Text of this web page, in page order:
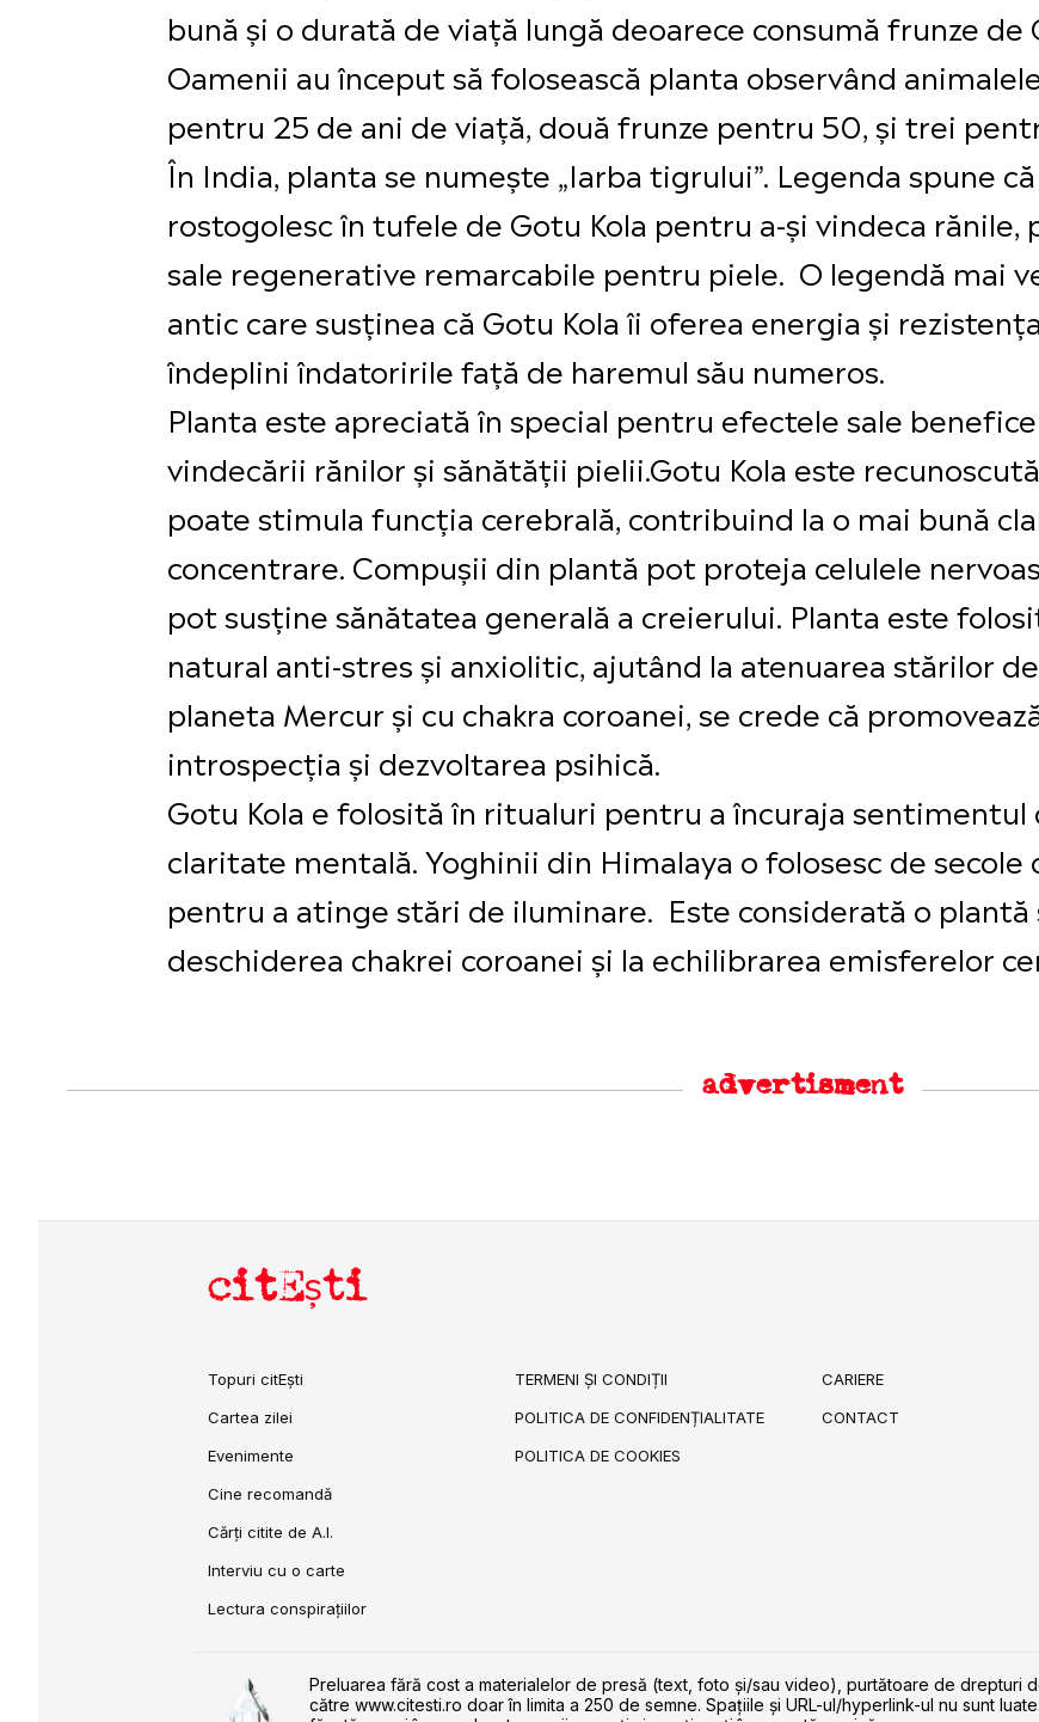
bună și o durată de viață lungă deoarece consumă frunze de
Oamenii au început să folosească planta observând
pentru 25 de ani de viață, două frunze pentru 50, și trei
În India, planta se numește „Iarba tigrului”. Legenda spune
rostogolesc în tufele de Gotu Kola pentru a-și vindeca
sale regenerative remarcabile pentru piele. O legendă mai
antic care susținea că Gotu Kola îi oferea energia și
îndeplini îndatoririle față de haremul său numeros.
Planta este apreciată în special pentru efectele sale
vindecării rănilor și sănătății pielii.Gotu Kola este
poate stimula funcția cerebrală, contribuind la o mai bună
concentrare. Compușii din plantă pot proteja celulele
pot susține sănătatea generală a creierului. Planta este
natural anti-stres și anxiolitic, ajutând la atenuarea stărilor
planeta Mercur și cu chakra coroanei, se crede că
introspecția și dezvoltarea psihică.
Gotu Kola e folosită în ritualuri pentru a încuraja
claritate mentală. Yoghinii din Himalaya o folosesc de
pentru a atinge stări de iluminare. Este considerată o plantă
deschiderea chakrei coroanei și la echilibrarea emisferelor
advertisment
citEști
Topuri citEști
Cartea zilei
Evenimente
Cine recomandă
Cărți citite de A.I.
Interviu cu o carte
Lectura conspirațiilor
TERMENI ȘI CONDIȚII
POLITICA DE CONFIDENȚIALITATE
POLITICA DE COOKIES
CARIERE
CONTACT
Preluarea fără cost a materialelor de presă (text, foto și/sau video), purtătoare de drepturi
către www.citesti.ro doar în limita a 250 de semne. Spaţiile şi URL-ul/hyperlink-ul nu sunt